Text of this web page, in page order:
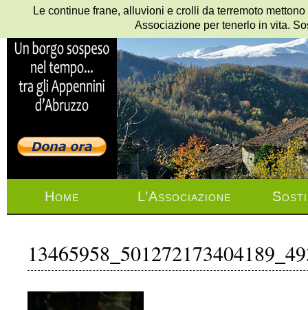
Home L’Associazione
Le continue frane, alluvioni e crolli da terremoto
Associazione per tenerlo in vita.